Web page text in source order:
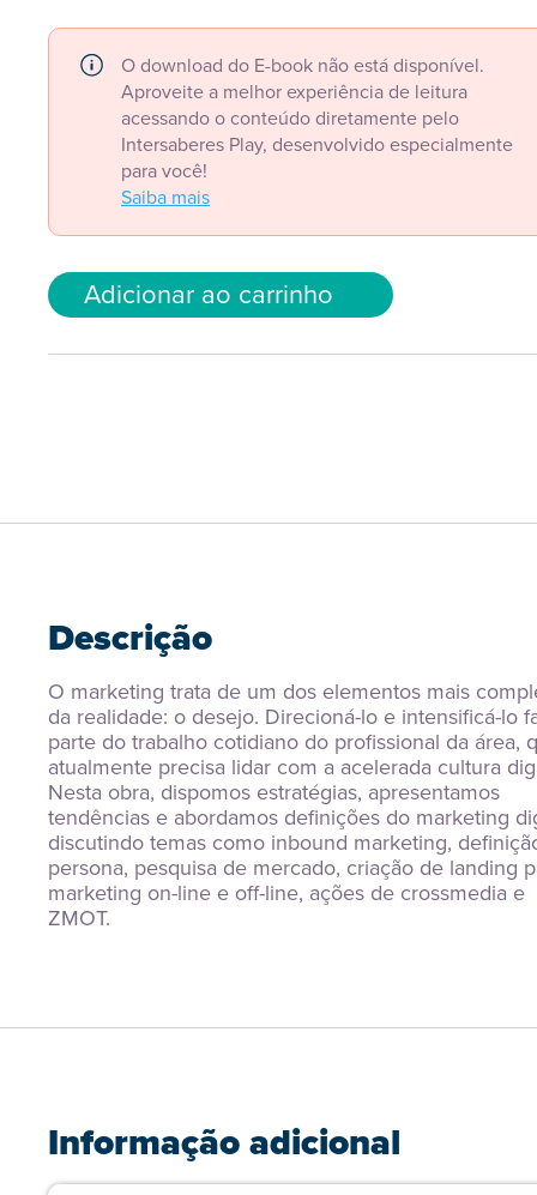
O download do E-book não está disponível.
Aproveite a melhor experiência de leitura
acessando o conteúdo diretamente pelo
Intersaberes Play, desenvolvido especialmente
para você!
Saiba mais
Adicionar ao carrinho
Descrição
O marketing trata de um dos elementos mais
da realidade: o desejo. Direcioná-lo e intensificá-lo
parte do trabalho cotidiano do profissional da área,
atualmente precisa lidar com a acelerada cultura
Nesta obra, dispomos estratégias, apresentamos
tendências e abordamos definições do marketing
discutindo temas como inbound marketing,
persona, pesquisa de mercado, criação de landing
marketing on-line e off-line, ações de crossmedia e
ZMOT.
Informação adicional